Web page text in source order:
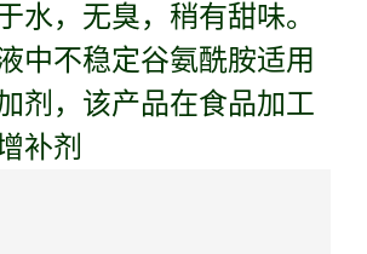
水，无臭，稍有甜味。
中不稳定谷氨酰胺适用
剂，该产品在食品加工
补剂